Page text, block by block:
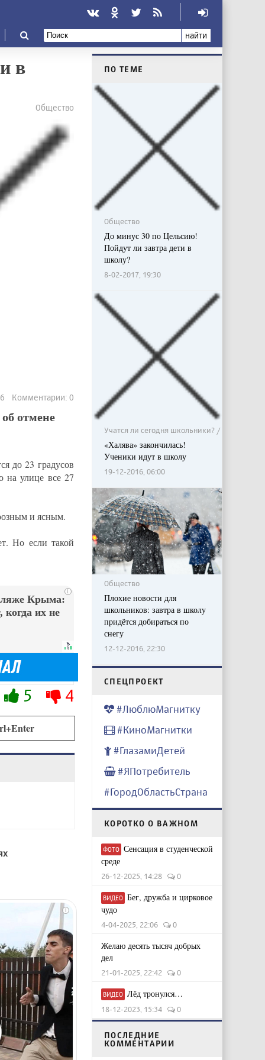
найти
в
Общество
Комментарии: 0
отмене
до 23 градусов
на улице все 27
и ясным.
Но если такой
i
Крыма:
их не
5 4
i
ПО ТЕМЕ
Общество
До минус 30 по Цельсию!
Пойдут ли завтра дети в
школу?
8-02-2017, 19:30
Учатся ли сегодня школьники? / Общество
«Халява» закончилась!
Ученики идут в школу
19-12-2016, 06:00
Общество
Плохие новости для
школьников: завтра в школу
придётся добираться по
снегу
12-12-2016, 22:30
CПЕЦПРОЕКТ
#ЛюблюМагнитку
#КиноМагнитки
#ГлазамиДетей
#ЯПотребитель
#ГородОбластьСтрана
КОРОТКО О ВАЖНОМ
ФОТО Сенсация в студенческой
среде
26-12-2025, 14:28 0
ВИДЕО Бег, дружба и цирковое
чудо
4-04-2025, 22:06 0
Желаю десять тысяч добрых
дел
21-01-2025, 22:42 0
ВИДЕО Лёд тронулся…
18-12-2023, 15:34 0
ПОСЛЕДНИЕ
КОММЕНТАРИИ